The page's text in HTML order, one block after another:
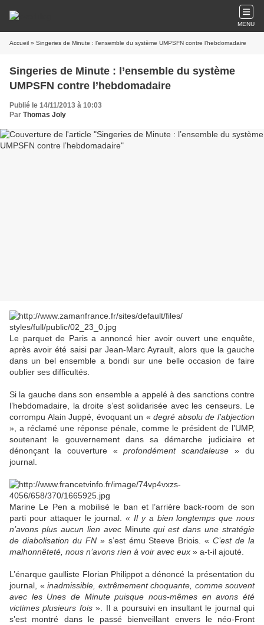
MENU
Accueil » Singeries de Minute : l’ensemble du système UMPSFN contre l’hebdomadaire
Singeries de Minute : l’ensemble du système
UMPSFN contre l’hebdomadaire
Publié le 14/11/2013 à 10:03
Par Thomas Joly
Le parquet de Paris a annoncé hier avoir ouvert une enquête,
après avoir été saisi par Jean-Marc Ayrault, alors que la gauche
dans un bel ensemble a bondi sur une belle occasion de faire
oublier ses difficultés.
Si la gauche dans son ensemble a appelé à des sanctions contre
l’hebdomadaire, la droite s’est solidarisée avec les censeurs. Le
corrompu Alain Juppé, évoquant un «degré absolu de l’abjection
», a réclamé une réponse pénale, comme le président de l’UMP,
soutenant le gouvernement dans sa démarche judiciaire et
dénonçant la couverture «profondément scandaleuse » du
journal.
Marine Le Pen a mobilisé le ban et l’arrière back-room de son
parti pour attaquer le journal. « Il y a bien longtemps que nous
n’avons plus aucun lien avecMinutequi est dans une stratégie
de diabolisation du FN» s’est ému Steeve Briois. «C’est de la
malhonnêteté, nous n’avons rien à voir avec eux » a-t-il ajouté.
L’énarque gaulliste Florian Philippot a dénoncé la présentation du
journal, « inadmissible, extrêmement choquante, comme souvent
avec les Unes de Minute puisque nous-mêmes en avons été
victimes plusieurs fois». Il a poursuivi en insultant le journal qui
s’est montré dans le passé bienveillant envers le néo-Front